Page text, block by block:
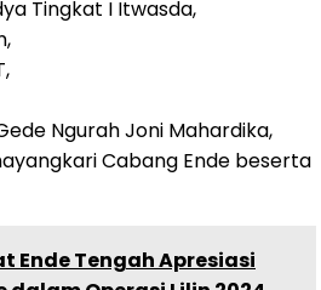
Tingkat I Itwasda,
Ngurah Joni Mahardika,
Cabang Ende beserta
Ende Tengah Apresiasi